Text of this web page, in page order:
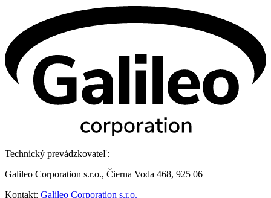
Technický prevádzkovateľ:
Galileo Corporation s.r.o., Čierna Voda 468, 925 06
Kontakt: Galileo Corporation s.r.o.